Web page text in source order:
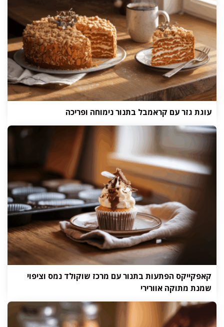
עוגת גזר עם קראמבל בתנור נימוחה ופריכה
קאפקייקס הפתעות בתנור עם מרכז שוקולד נמס וציפוי
שמנת מתוקה אוורירי